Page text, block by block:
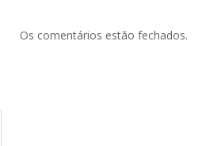
Os comentários estão fechados.